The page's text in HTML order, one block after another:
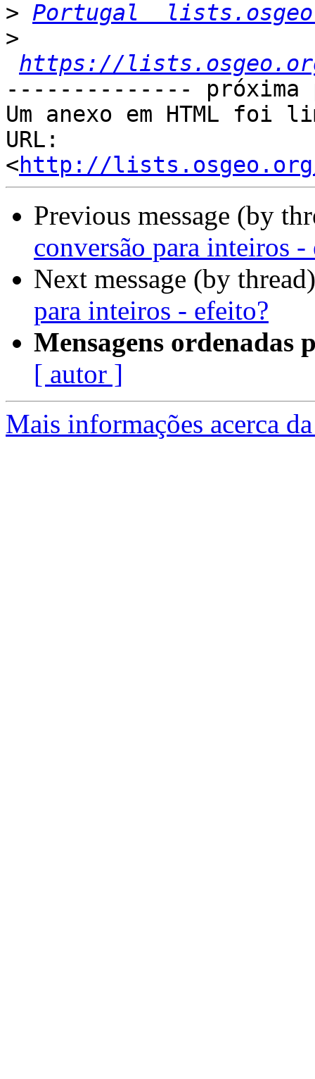
> Portugal
>
https://
--------------
Um anexo em HTML foi
URL:
<http://lists.osgeo.org/
Previous message (by
conversão para inteiros -
Next message (by
para inteiros - efeito?
Mensagens ordenadas
[ autor ]
Mais informações acerca